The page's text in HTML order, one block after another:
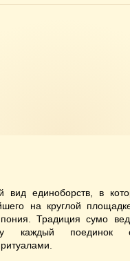
вид единоборств, в
на круглой
Традиция сумо
каждый поединок